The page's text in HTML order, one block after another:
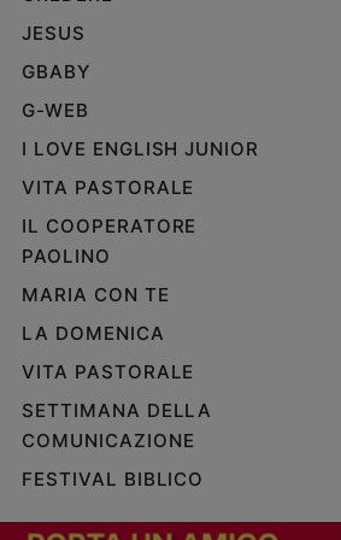
Adolescenza
Bioetica
Riflessioni
Video
Privacy
JESUS
GBABY
G-WEB
I LOVE ENGLISH JUNIOR
VITA PASTORALE
IL COOPERATORE
PAOLINO
MARIA CON TE
LA DOMENICA
VITA PASTORALE
SETTIMANA DELLA
COMUNICAZIONE
FESTIVAL BIBLICO